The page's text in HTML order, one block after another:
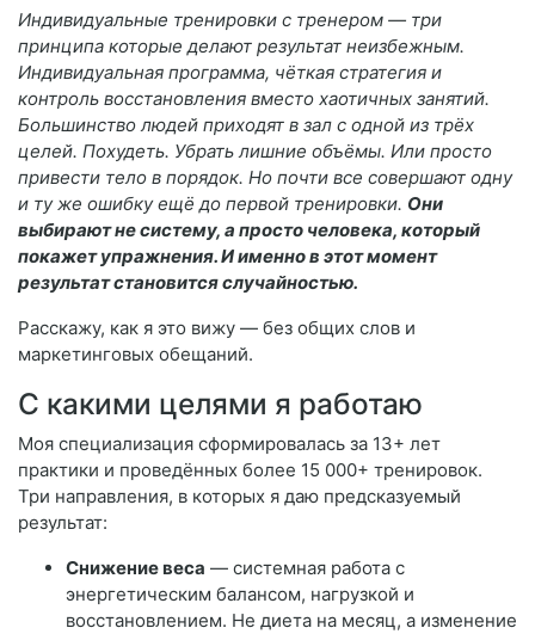
Индивидуальные тренировки с тренером — три
принципа которые делают результат неизбежным.
Индивидуальная программа, чёткая стратегия и
контроль восстановления вместо хаотичных занятий.
Большинство людей приходят в зал с одной из трёх
целей. Похудеть. Убрать лишние объёмы. Или просто
привести тело в порядок. Но почти все совершают одну
и ту же ошибку ещё до первой тренировки. Они
выбирают не систему, а просто человека, который
покажет упражнения. И именно в этот момент
результат становится случайностью.
Расскажу, как я это вижу — без общих слов и
маркетинговых обещаний.
С какими целями я работаю
Моя специализация сформировалась за 13+ лет
практики и проведённых более 15 000+ тренировок.
Три направления, в которых я даю предсказуемый
результат:
Снижение веса — системная работа с
энергетическим балансом, нагрузкой и
восстановлением. Не диета на месяц, а изменение